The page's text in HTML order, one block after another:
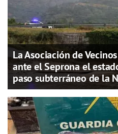
La Asociación de
ante el Seprona el
paso subterráneo de la